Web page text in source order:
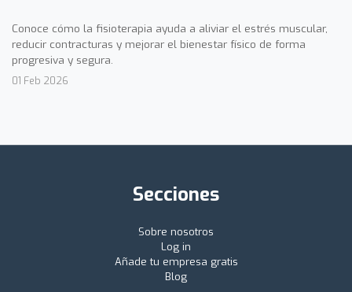
Conoce cómo la fisioterapia ayuda a aliviar el estrés muscular,
reducir contracturas y mejorar el bienestar físico de forma
progresiva y segura.
01 Feb 2026
Secciones
Sobre nosotros
Log in
Añade tu empresa gratis
Blog